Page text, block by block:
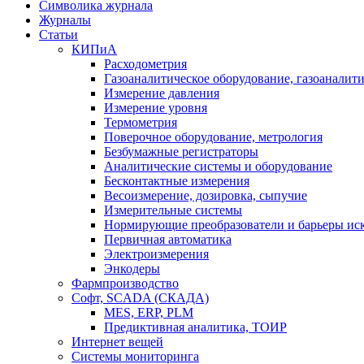
Символика журнала
Журналы
Статьи
КИПиА
Расходометрия
Газоаналитическое оборудование,
Измерение давления
Измерение уровня
Термометрия
Поверочное оборудование, метрология
Безбумажные регистраторы
Аналитические системы и оборудование
Бесконтактные измерения
Весоизмерение, дозировка, сыпучие
Измерительные системы
Нормирующие преобразователи и барьеры
Первичная автоматика
Электроизмерения
Энкодеры
Фармпроизводство
Софт, SCADA (СКАДА)
MES, ERP, PLM
Предиктивная аналитика, ТОИР
Интернет вещей
Системы мониторинга